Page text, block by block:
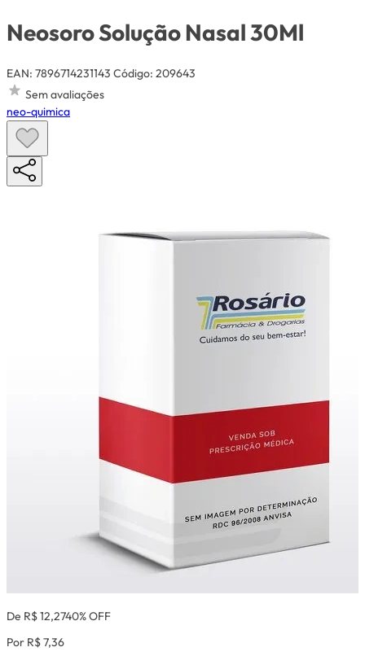
Neosoro Solução Nasal 30Ml
EAN: 7896714231143 Código: 209643
Sem avaliações
neo-quimica
De R$ 12,2740% OFF
Por R$ 7,36